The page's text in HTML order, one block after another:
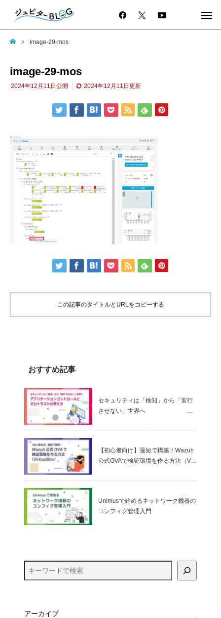
image-29-mos
image-29-mos
2024年12月11日 公開 2024年12月11日 更新
この記事のタイトルとURLをコピーする
おすすめ記事
セキュリティは「検知」から「実行
させない」世界へ
ゼロトラストの考え方
【初心者向け】最短で構築！Wazuh
公式OVAで検証環境を作る方法（Virt
Unimusで始めるネットワーク機器の
コンフィグ管理入門
アーカイブ